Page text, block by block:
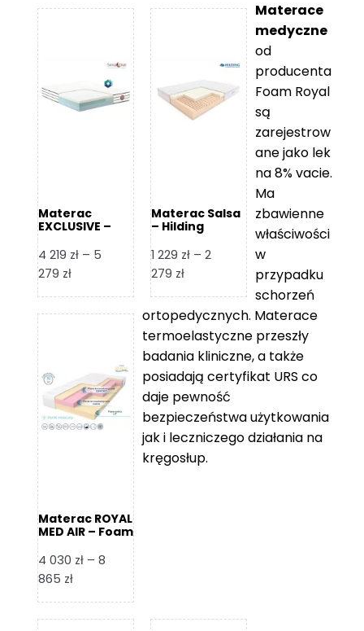
Materac
EXCLUSIVE –
4 219 zł – 5
279 złZakres
od
5
279 zł
Materac Salsa
– Hilding
1 229 zł – 2
279 złZakres
od
1
229 zł
2
279 zł
Materac ROYAL
MED AIR – Foam
4 030 zł – 8
865 złZakres
od
Materace
medyczne
od
producenta
Foam Royal
są
zarejestrow
ane jako lek
na 8% vacie.
Ma
zbawienne
właściwości
w
przypadku
schorzeń
ortopedycznych. Materace
termoelastyczne przeszły
badania kliniczne, a także
posiadają certyfikat URS co
daje pewność
bezpieczeństwa użytkowania
jak i leczniczego działania na
kręgosłup.